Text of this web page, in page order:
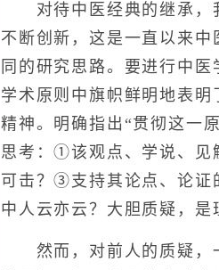
对待中医经典的继承，我
不断创新，这是一直以来
同的研究思路。要进行中
学术原则中旗帜鲜明地表
精神。明确指出“贯彻这一
思考：①该观点、学说、见
可击？③支持其论点、论证
中人云亦云？大胆质疑，是
然而，对前人的质疑，一